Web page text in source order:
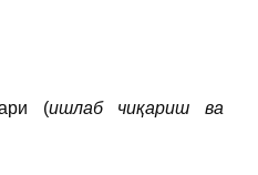
(ишлаб чиқариш ва